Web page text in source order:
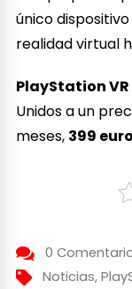
único
realidad virtual
PlayStation VR
Unidos a un
meses, 399
0
Noticias,